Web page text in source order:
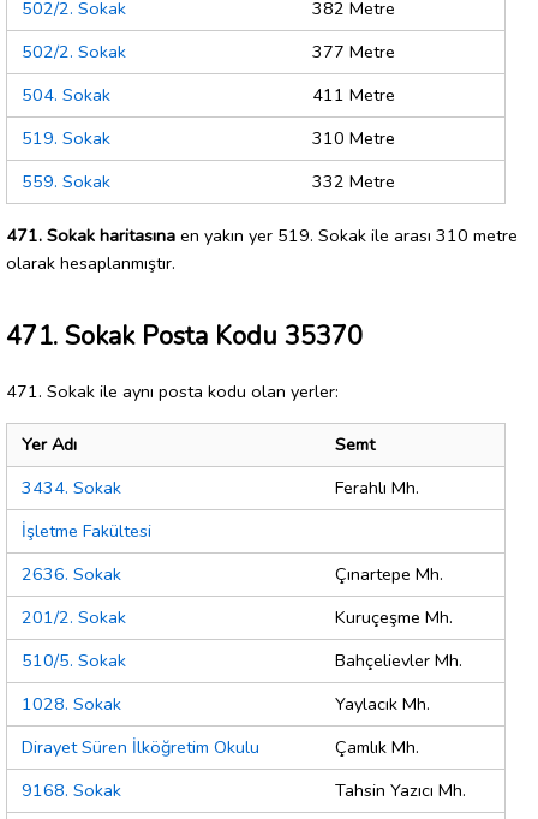
502/2. Sokak
382 Metre
502/2. Sokak
377 Metre
504. Sokak
411 Metre
519. Sokak
310 Metre
559. Sokak
332 Metre
471. Sokak haritasına en yakın yer 519. Sokak ile arası 310 metre
olarak hesaplanmıştır.
471. Sokak Posta Kodu 35370
471. Sokak ile aynı posta kodu olan yerler:
Yer Adı
Semt
3434. Sokak
Ferahlı Mh.
İşletme Fakültesi
2636. Sokak
Çınartepe Mh.
201/2. Sokak
Kuruçeşme Mh.
510/5. Sokak
Bahçelievler Mh.
1028. Sokak
Yaylacık Mh.
Dirayet Süren İlköğretim Okulu
Çamlık Mh.
9168. Sokak
Tahsin Yazıcı Mh.